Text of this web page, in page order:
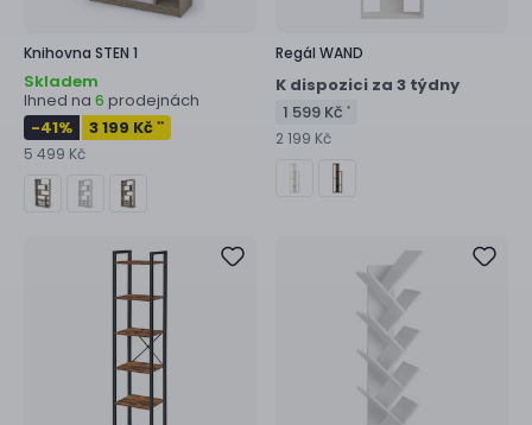
Knihovna STEN 1
Skladem
Ihned na 6 prodejnách
-41% 3 199 Kč **
5 499 Kč
Regál WAND
K dispozici za 3 týdny
1 599 Kč *
2 199 Kč